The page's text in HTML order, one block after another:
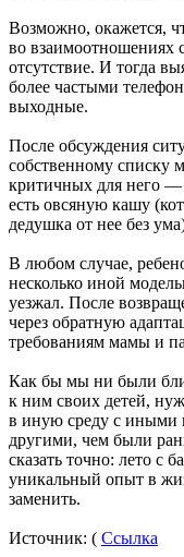
Возможно, окажется,
во взаимоотношениях
отсутствие. И тогда
более частыми
выходные.
После обсуждения
собственному списку
критичных для него —
есть овсяную кашу
дедушка от нее без
В любом случае,
несколько иной
уезжал. После
через обратную
требованиям мамы и
Как бы мы ни были
к ним своих детей,
в иную среду с иными
другими, чем были
сказать точно: лето с
уникальный опыт в
заменить.
Источник: ( Ссылка